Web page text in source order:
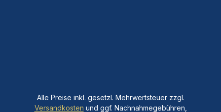
Alle Preise inkl. gesetzl. Mehrwertsteuer zzgl.
Versandkosten und ggf. Nachnahmegebühren,